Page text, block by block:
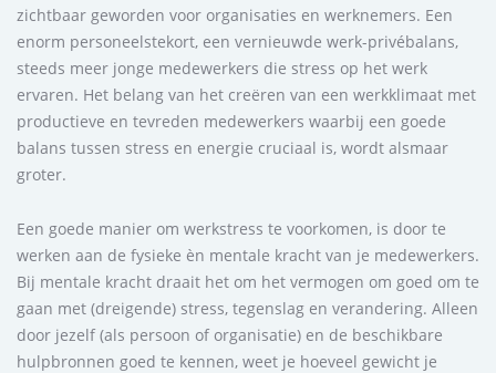
zichtbaar geworden voor organisaties en werknemers. Een
enorm personeelstekort, een vernieuwde werk-privébalans,
steeds meer jonge medewerkers die stress op het werk
ervaren. Het belang van het creëren van een werkklimaat met
productieve en tevreden medewerkers waarbij een goede
balans tussen stress en energie cruciaal is, wordt alsmaar
groter.
Een goede manier om werkstress te voorkomen, is door te
werken aan de fysieke èn mentale kracht van je medewerkers.
Bij mentale kracht draait het om het vermogen om goed om te
gaan met (dreigende) stress, tegenslag en verandering. Alleen
door jezelf (als persoon of organisatie) en de beschikbare
hulpbronnen goed te kennen, weet je hoeveel gewicht je